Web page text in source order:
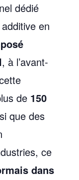
dédié
en
, à l’avant-
de 150
que des
ce
dans